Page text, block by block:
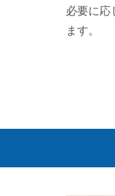
必要に応
ます。